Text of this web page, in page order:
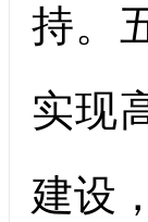
持。
实现
建设